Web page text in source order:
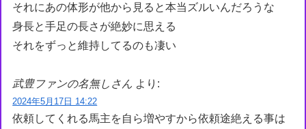
それにあの体形が他から見ると本当ズルいんだろうな
身長と手足の長さが絶妙に思える
それをずっと維持してるのも凄い
武豊ファンの名無しさん より:
2024年5月17日 14:22
依頼してくれる馬主を自ら増やすから依頼途絶える事は